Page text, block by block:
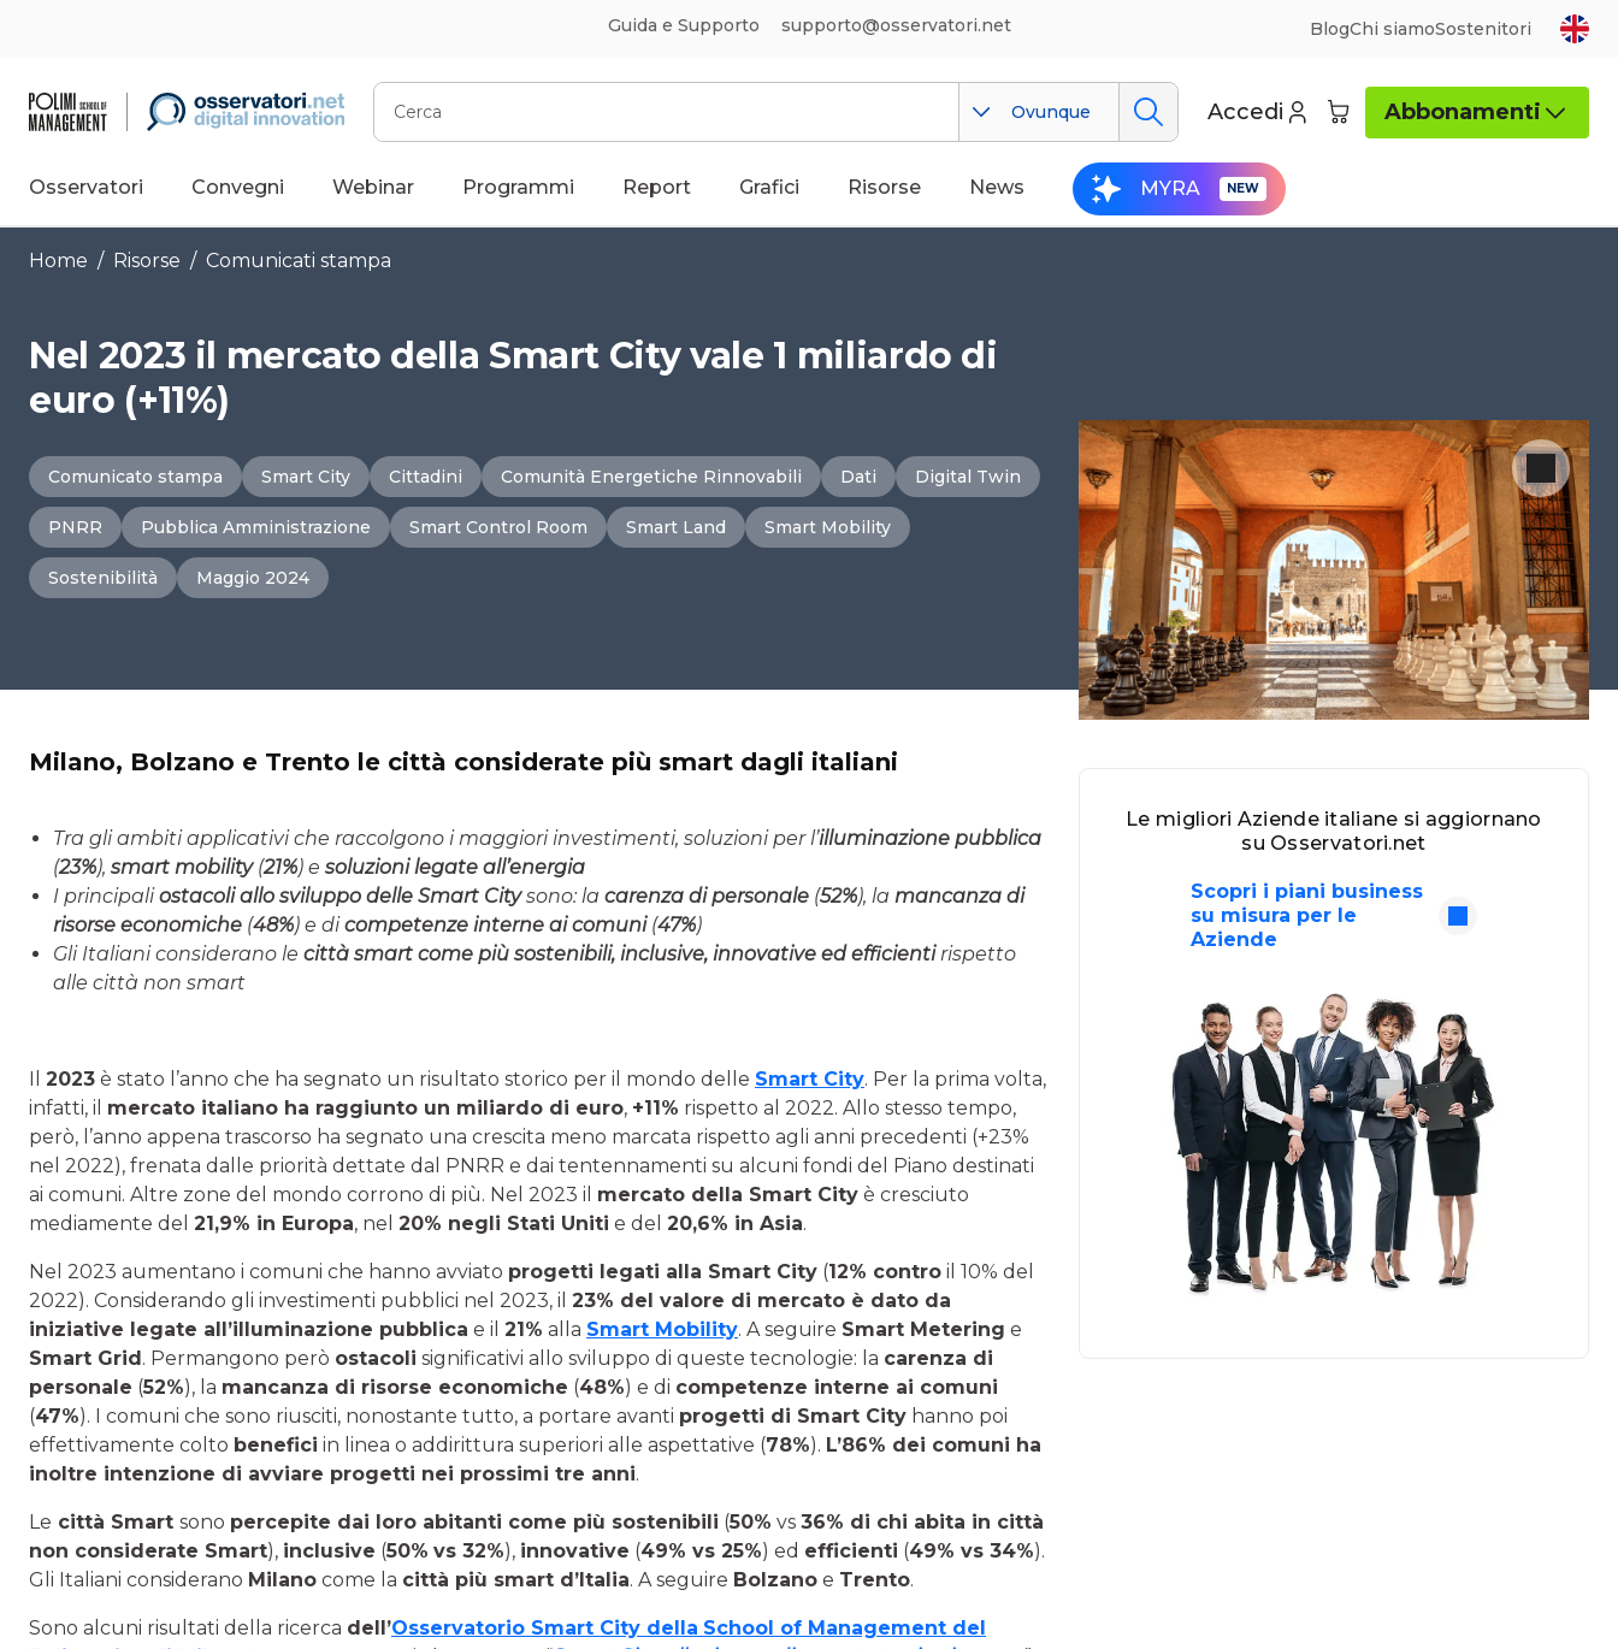
Guida e Supporto supporto@osservatori.net BlogChi siamoSostenitori
Cerca
Ovunque Accedi Abbonamenti
Osservatori Convegni Webinar Programmi Report Grafici Risorse News MYRA
Home / Risorse / Comunicati stampa
Nel 2023 il mercato della Smart City vale 1 miliardo di
euro (+11%)
Comunicato stampa Smart City Cittadini Comunità Energetiche Rinnovabili Dati Digital Twin
PNRR Pubblica Amministrazione Smart Control Room Smart Land Smart Mobility
Sostenibilità Maggio 2024
Milano, Bolzano e Trento le città considerate più smart dagli italiani
Tra gli ambiti applicativi che raccolgono i maggiori investimenti, soluzioni per l’illuminazione pubblica
(23%), smart mobility(21%) e soluzioni legate all’energia
I principaliostacoli allo sviluppo delle Smart Citysono: la carenza di personale (52%), la mancanza di
risorse economiche (48%) e dicompetenze interne ai comuni(47%)
Gli Italiani considerano le città smart come più sostenibili, inclusive, innovative ed efficientirispetto
alle città non smart
Il 2023 è stato l’anno che ha segnato un risultato storico per il mondo delle Smart City. Per la prima volta,
infatti, il mercato italiano ha raggiunto un miliardo di euro, +11% rispetto al 2022. Allo stesso tempo,
però, l’anno appena trascorso ha segnato una crescita meno marcata rispetto agli anni precedenti (+23%
nel 2022), frenata dalle priorità dettate dal PNRR e dai tentennamenti su alcuni fondi del Piano destinati
ai comuni. Altre zone del mondo corrono di più. Nel 2023 il mercato della Smart City è cresciuto
mediamente del 21,9% in Europa, nel 20% negli Stati Uniti e del 20,6% in Asia.
Nel 2023 aumentano i comuni che hanno avviato progetti legati alla Smart City (12% contro il 10% del
2022). Considerando gli investimenti pubblici nel 2023, il 23% del valore di mercato è dato da
iniziative legate all’illuminazione pubblica e il 21% alla Smart Mobility. A seguire Smart Metering e
Smart Grid. Permangono però ostacoli significativi allo sviluppo di queste tecnologie: la carenza di
personale (52%), la mancanza di risorse economiche (48%) e di competenze interne ai comuni
(47%). I comuni che sono riusciti, nonostante tutto, a portare avanti progetti di Smart City hanno poi
effettivamente colto benefici in linea o addirittura superiori alle aspettative (78%). L’86% dei comuni ha
inoltre intenzione di avviare progetti nei prossimi tre anni.
Le città Smart sono percepite dai loro abitanti come più sostenibili (50% vs 36% di chi abita in città
non considerate Smart), inclusive (50% vs 32%), innovative (49% vs 25%) ed efficienti (49% vs 34%).
Gli Italiani considerano Milano come la città più smart d’Italia. A seguire Bolzano e Trento.
Sono alcuni risultati della ricerca dell’Osservatorio Smart City della School of Management del
Le migliori Aziende italiane si aggiornano
su Osservatori.net
Scopri i piani business
su misura per le
Aziende